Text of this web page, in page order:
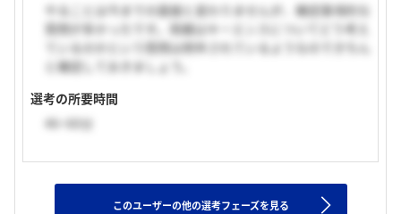
やることは今までの面接と変わりませんが、確認事項的な
質問が多かったです。両親はキーエンスについてどう考え
ているのかという質問は例年されているようなのできちん
と確認しておきましょう。
選考の所要時間
46~60分
このユーザーの他の選考フェーズを見る